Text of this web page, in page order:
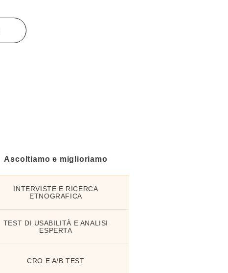
Ascoltiamo e miglioriamo
INTERVISTE E RICERCA
ETNOGRAFICA
TEST DI USABILITÀ E ANALISI
ESPERTA
CRO E A/B TEST